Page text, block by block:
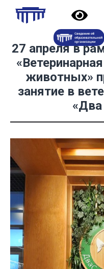
27 апреля в
животных»
занятие в
«Два